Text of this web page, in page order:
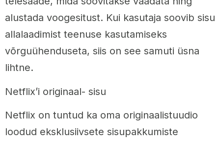
alustada voogesitust. Kui kasutaja soovib sisu
allalaadimist teenuse kasutamiseks
võrguühenduseta, siis on see samuti üsna
lihtne.
Netflix’i originaal- sisu
Netflix on tuntud ka oma originaalistuudio
loodud eksklusiivsete sisupakkumiste